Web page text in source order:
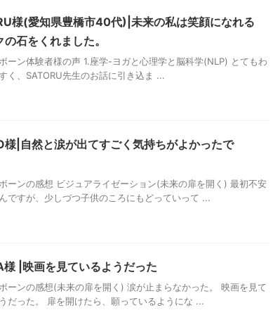
様(愛知県豊橋市40代)|未来の私は笑顔になれる
の石をくれました。
ーン体験者様の声 1.座学-ヨガと心理学と脳科学(NLP) とてもわ
く、SATORU先生のお話に引き込ま ...
様|自然と涙が出てすごく気持ちがよかったで
ーンの感想 ビジュアライゼーション(未来の扉を開く) 最初不安
ですが、少しづつ子供のころにもどっていって ...
様 |映画を見ているようだった
ーンの感想(未来の扉を開く) 涙が止まらなかった。 映画を見て
だった。 扉を開けたら、願っているようにな ...